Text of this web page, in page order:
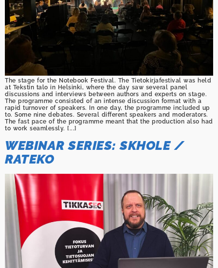
The stage for the Notebook Festival. The Tietokirjafestival was held
at Tekstin talo in Helsinki, where the day saw several panel
discussions and interviews between authors and experts on stage.
The programme consisted of an intense discussion format with a
rapid turnover of speakers. In one day, the programme included up
to. Some nine debates. Several different speakers and moderators.
The fast pace of the programme meant that the production also had
to work seamlessly. [...]
WEBINAR SERIES: SKHOLE /
RATEKO